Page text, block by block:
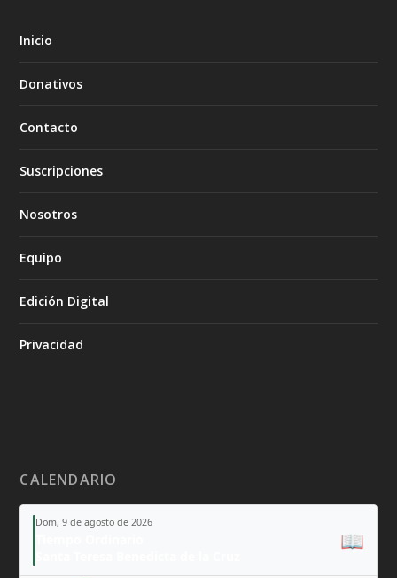
Inicio
Donativos
Contacto
Suscripciones
Nosotros
Equipo
Edición Digital
Privacidad
CALENDARIO
Dom, 9 de agosto de 2026
📖